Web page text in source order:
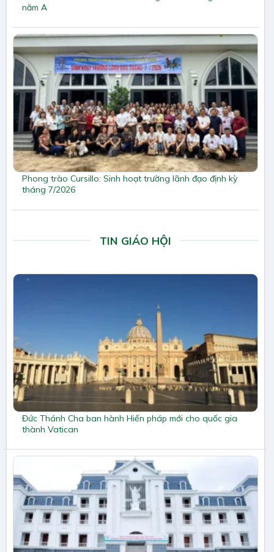
năm A
Phong trào Cursillo: Sinh hoạt trường lãnh đạo định kỳ
tháng 7/2026
TIN GIÁO HỘI
Đức Thánh Cha ban hành Hiến pháp mới cho quốc gia
thành Vatican